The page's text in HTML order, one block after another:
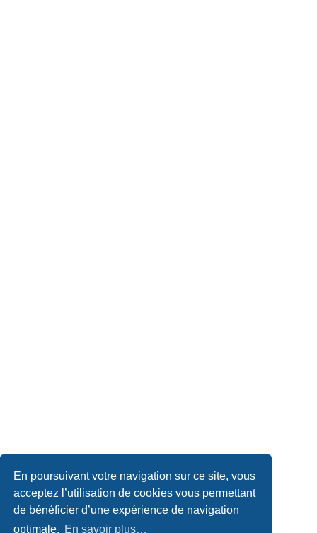
En poursuivant votre navigation sur ce site, vous
acceptez l’utilisation de cookies vous permettant
de bénéficier d’une expérience de navigation
optimale. En savoir plus…